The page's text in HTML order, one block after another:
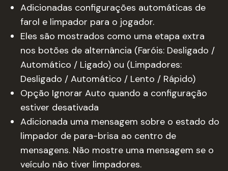
Adicionadas configurações automáticas de
farol e limpador para o jogador.
Eles são mostrados como uma etapa extra
nos botões de alternância (Faróis: Desligado /
Automático / Ligado) ou (Limpadores:
Desligado / Automático / Lento / Rápido)
Opção Ignorar Auto quando a configuração
estiver desativada
Adicionada uma mensagem sobre o estado do
limpador de para-brisa ao centro de
mensagens. Não mostre uma mensagem se o
veículo não tiver limpadores.